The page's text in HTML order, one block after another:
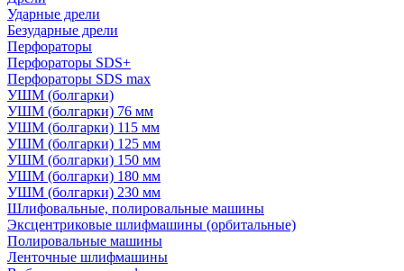
Ударные дрели
Безударные дрели
Перфораторы
Перфораторы SDS+
Перфораторы SDS max
УШМ (болгарки)
УШМ (болгарки) 76 мм
УШМ (болгарки) 115 мм
УШМ (болгарки) 125 мм
УШМ (болгарки) 150 мм
УШМ (болгарки) 180 мм
УШМ (болгарки) 230 мм
Шлифовальные, полировальные машины
Эксцентриковые шлифмашины (орбитальные)
Полировальные машины
Ленточные шлифмашины